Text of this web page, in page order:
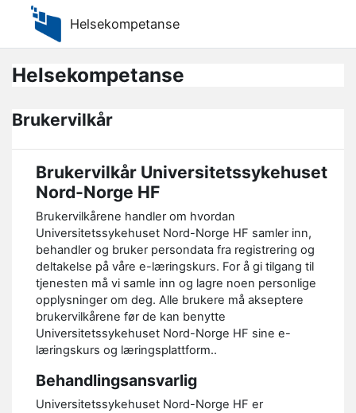
Gå til hovedinnhold
Helsekompetanse
Helsekompetanse
Brukervilkår
Brukervilkår Universitetssykehuset
Nord-Norge HF
Brukervilkårene handler om hvordan
Universitetssykehuset Nord-Norge HF samler inn,
behandler og bruker persondata fra registrering og
deltakelse på våre e-læringskurs. For å gi tilgang til
tjenesten må vi samle inn og lagre noen personlige
opplysninger om deg. Alle brukere må akseptere
brukervilkårene før de kan benytte
Universitetssykehuset Nord-Norge HF sine e-
læringskurs og læringsplattform..
Behandlingsansvarlig
Universitetssykehuset Nord-Norge HF er